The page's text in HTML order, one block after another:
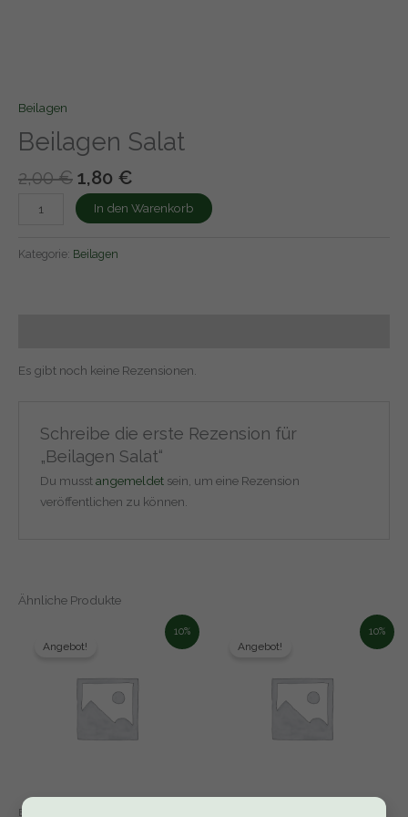
Beilagen
Beilagen Salat
2,00€ 1,80 €
In den Warenkorb
Kategorie: Beilagen
Es gibt noch keine Rezensionen.
Schreibe die erste Rezension für
„Beilagen Salat“
Du musstangemeldetsein, um eine Rezension
veröffentlichen zu können.
Ähnliche Produkte
10%
Angebot!
Beilagen
10%
Angebot!